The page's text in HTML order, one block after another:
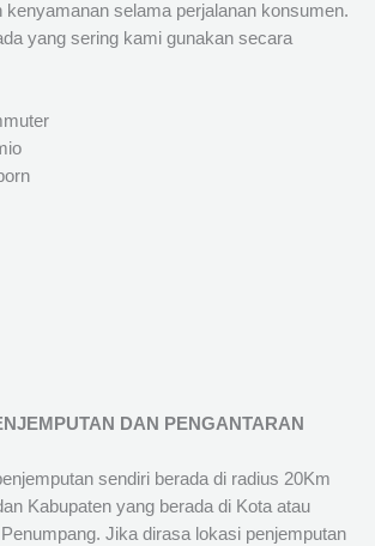
kenyamanan selama perjalanan konsumen.
yang sering kami gunakan secara
DAN PENGANTARAN
sendiri berada di radius 20Km
Kabupaten yang berada di Kota atau
Jika dirasa lokasi penjemputan